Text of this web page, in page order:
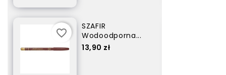
favorite_border
SZAFIR
Wodoodporna...
Cena
17,90 zł